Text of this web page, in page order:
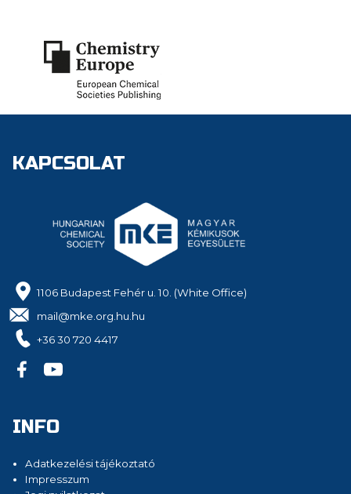
KAPCSOLAT
1106 Budapest Fehér u. 10. (White Office)
mail@mke.org.hu.hu
+36 30 720 4417
INFO
Adatkezelési tájékoztató
Impresszum